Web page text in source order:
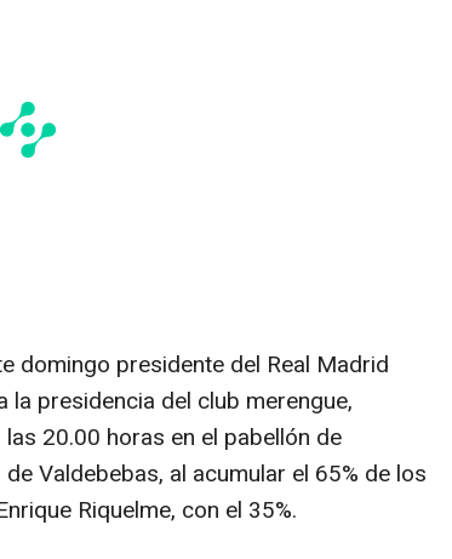
domingo presidente del Real Madrid
presidencia del club merengue,
20.00 horas en el pabellón de
Valdebebas, al acumular el 65% de los
Riquelme, con el 35%.